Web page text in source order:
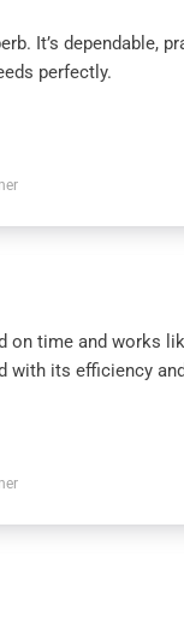
It’s dependable,
perfectly.
on time and works
with its efficiency